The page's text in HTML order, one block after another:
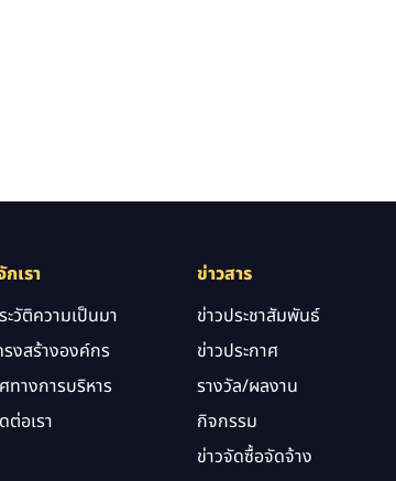
กเรา
ะวัติความเป็นมา
รงสร้างองค์กร
ทางการบริหาร
ต่อเรา
ข่าวสาร
ข่าวประชาสัมพันธ์
ข่าวประกาศ
รางวัล/ผลงาน
กิจกรรม
ข่าวจัดซื้อจัดจ้าง